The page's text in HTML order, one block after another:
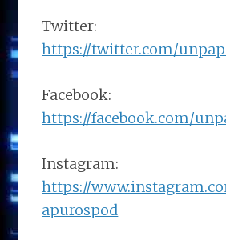
Twitter:
https://twitter.com/
Facebook:
https://facebook.com/
Instagram:
https://
apurospod